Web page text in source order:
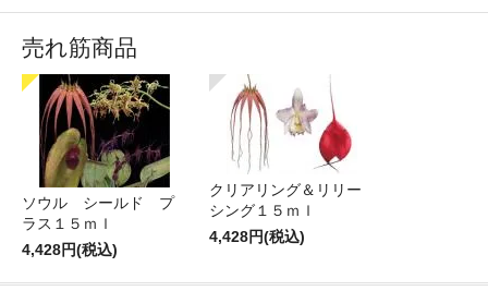
売れ筋商品
ソウル シールド プ
ラス１５ｍｌ
4,428円(税込)
クリアリング＆リリー
シング１５ｍｌ
4,428円(税込)